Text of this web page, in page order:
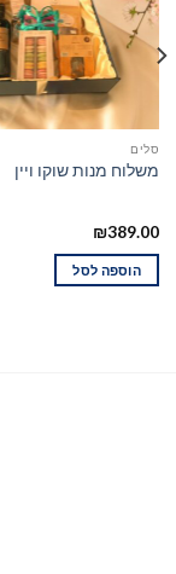
סלים
משלוח מנות שוקו ויין
₪389.00
הוספה לסל